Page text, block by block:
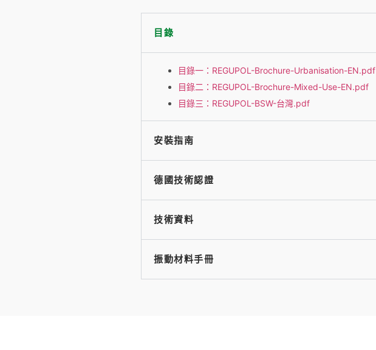
目錄
目錄一：REGUPOL-Brochure-Urbanisation-EN.pdf
目錄二：REGUPOL-Brochure-Mixed-Use-EN.pdf
目錄三：REGUPOL-BSW-台灣.pdf
安裝指南
德國技術認證
技術資料
振動材料手冊